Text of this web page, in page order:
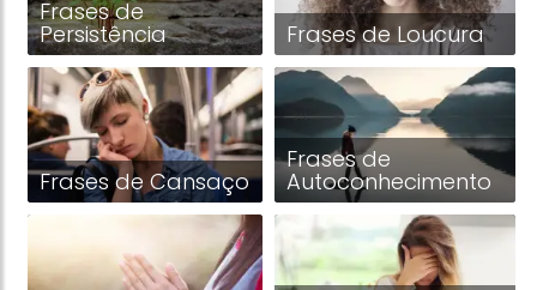
Frases de
Persistência Frases de Loucura
Frases de Cansaço
Frases de
Autoconhecimento